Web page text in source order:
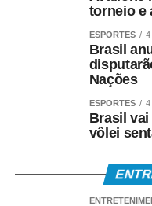
torneio e
ESPORTES 4
Brasil
Nações
ESPORTES 4
Brasil
vôlei